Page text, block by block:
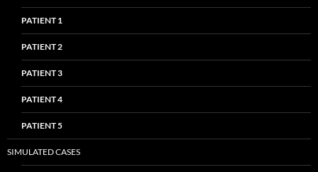
PATIENT 1
PATIENT 2
PATIENT 3
PATIENT 4
PATIENT 5
SIMULATED CASES